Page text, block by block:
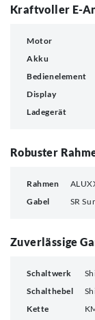
Kraftvoller E-
Motor
Akku
Bedienelement
Display
Ladegerät
Robuster
Rahmen
Gabel
SR
Zuverlässige
Schaltwerk
Schalthebel
Kette